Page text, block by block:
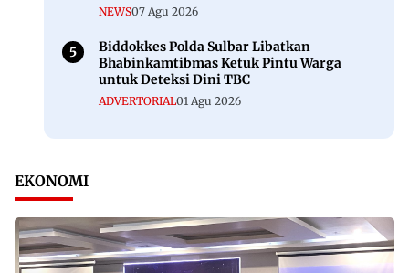
NEWS07 Agu 2026
Biddokkes Polda Sulbar Libatkan
Bhabinkamtibmas Ketuk Pintu Warga
untuk Deteksi Dini TBC
ADVERTORIAL01 Agu 2026
EKONOMI